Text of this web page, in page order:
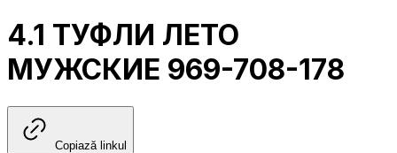
4.1 ТУФЛИ ЛЕТО
МУЖСКИЕ 969-708-178
Copiază linkul